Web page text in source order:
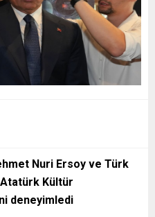
Nuri Ersoy ve Türk
Atatürk Kültür
deneyimledi